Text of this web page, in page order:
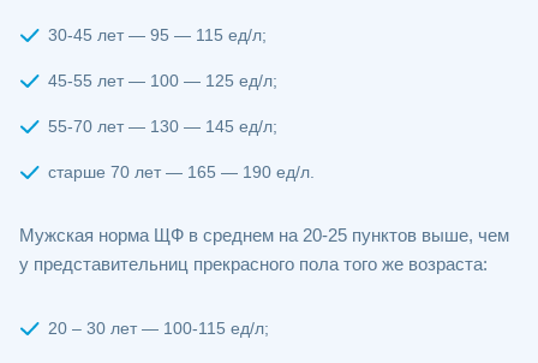
30-45 лет — 95 — 115 ед/л;
45-55 лет — 100 — 125 ед/л;
55-70 лет — 130 — 145 ед/л;
старше 70 лет — 165 — 190 ед/л.
Мужская норма ЩФ в среднем на 20-25 пунктов выше, чем
у представительниц прекрасного пола того же возраста:
20 – 30 лет — 100-115 ед/л;